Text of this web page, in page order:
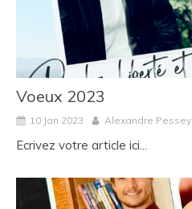
Voeux 2023
10 Jan 2023 Alexandre Pessey
Ecrivez votre article ici...